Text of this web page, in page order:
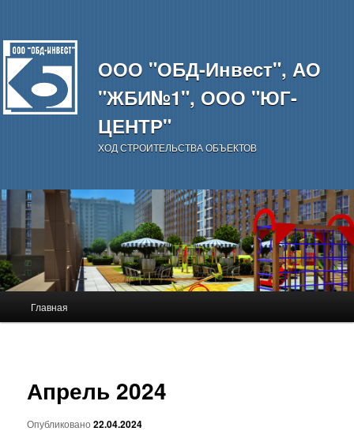
ООО "ОБД-Инвест", АО
"ЖБИ№1", ООО "ЮГ-
ЦЕНТР"
ХОД СТРОИТЕЛЬСТВА ОБЪЕКТОВ
Перейти
Главная
Апрель 2024
Опубликовано22.04.2024